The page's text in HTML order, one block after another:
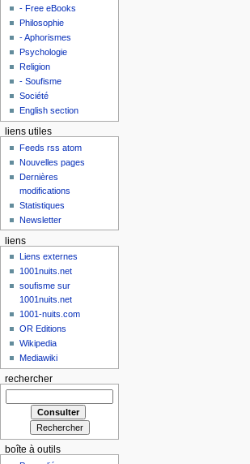
- Free eBooks
Philosophie
- Aphorismes
Psychologie
Religion
- Soufisme
Société
English section
liens utiles
Feeds rss atom
Nouvelles pages
Dernières
modifications
Statistiques
Newsletter
liens
Liens externes
1001nuits.net
soufisme sur
1001nuits.net
1001-nuits.com
OR Editions
Wikipedia
Mediawiki
rechercher
boîte à outils